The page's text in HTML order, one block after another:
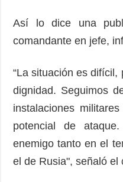
Así lo dice una
comandante en jefe,
“La situación es
dignidad. Seguimos
instalaciones
potencial de
enemigo tanto en el
el de Rusia", señaló el